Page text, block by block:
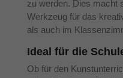
zu werden. Dies macht
Werkzeug für das
als auch im
Ideal für die
Ob für den